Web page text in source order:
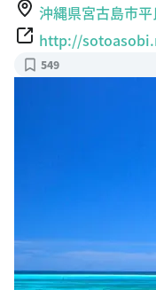
沖縄県宮古島市
http://
549